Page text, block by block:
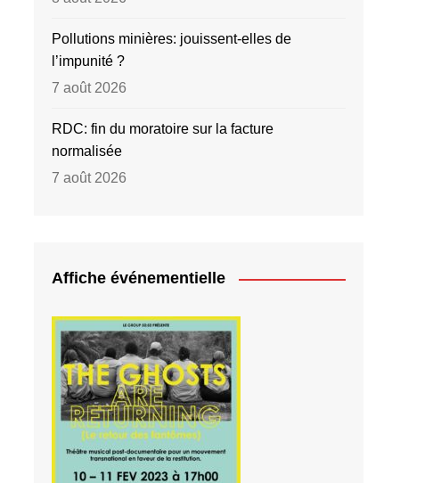
Pollutions minières: jouissent-elles de
l’impunité ?
7 août 2026
RDC: fin du moratoire sur la facture
normalisée
7 août 2026
Affiche événementielle